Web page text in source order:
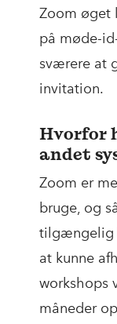
Zoom øget
på møde-
sværere at
invitation.
Hvorfor
andet
Zoom er
bruge, og
tilgængelig
at kunne
workshops
måneder